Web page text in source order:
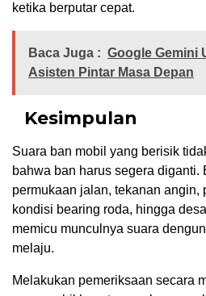
ketika berputar cepat.
Baca Juga : Google Gemini
Asisten Pintar Masa Depan
Kesimpulan
Suara ban mobil yang berisik
bahwa ban harus segera diganti.
permukaan jalan, tekanan angin,
kondisi bearing roda, hingga
memicu munculnya suara
melaju.
Melakukan pemeriksaan secara